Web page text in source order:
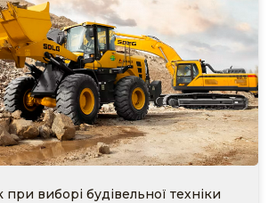
виборі будівельної техніки